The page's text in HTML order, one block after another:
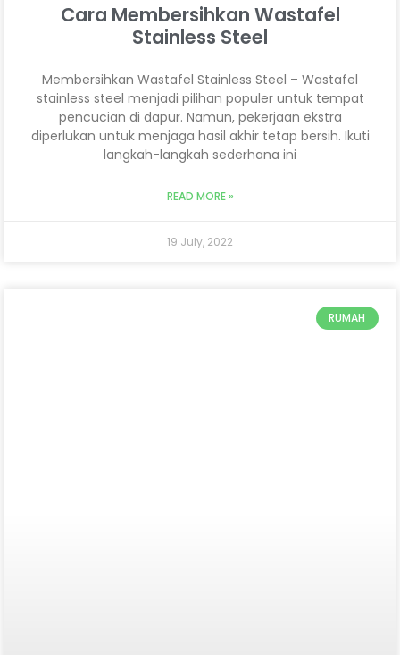
Cara Membersihkan Wastafel
Stainless Steel
Membersihkan Wastafel Stainless Steel – Wastafel
stainless steel menjadi pilihan populer untuk tempat
pencucian di dapur. Namun, pekerjaan ekstra
diperlukan untuk menjaga hasil akhir tetap bersih. Ikuti
langkah-langkah sederhana ini
READ MORE »
19 July, 2022
RUMAH